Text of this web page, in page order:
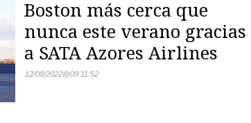
Boston más cerca que
nunca este verano gracias
a SATA Azores Airlines
12/08/2022@09:11:52